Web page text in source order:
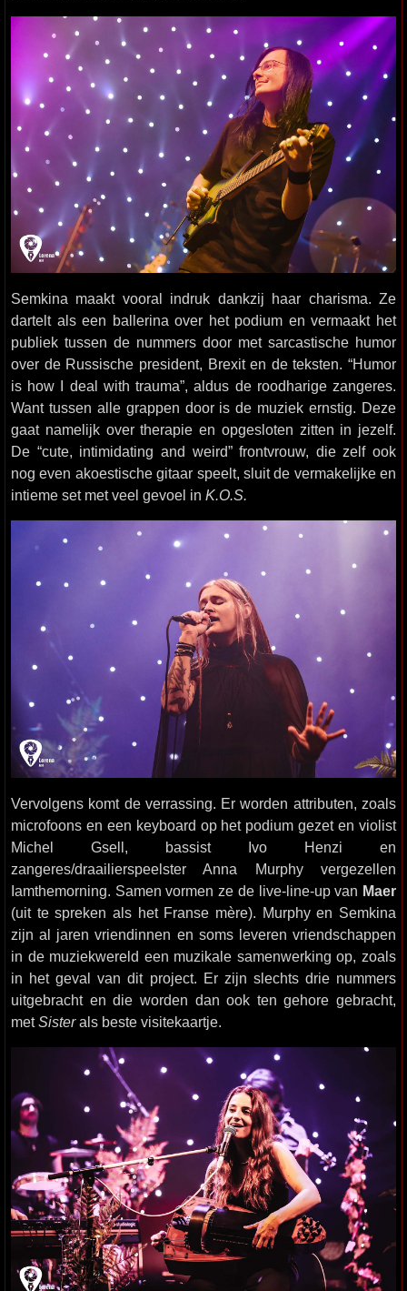
Semkina maakt vooral indruk dankzij haar charisma. Ze
dartelt als een ballerina over het podium en vermaakt het
publiek tussen de nummers door met sarcastische humor
over de Russische president, Brexit en de teksten. “Humor
is how I deal with trauma”, aldus de roodharige zangeres.
Want tussen alle grappen door is de muziek ernstig. Deze
gaat namelijk over therapie en opgesloten zitten in jezelf.
De “cute, intimidating and weird” frontvrouw, die zelf ook
nog even akoestische gitaar speelt, sluit de vermakelijke en
intieme set met veel gevoel in K.O.S.
Vervolgens komt de verrassing. Er worden attributen, zoals
microfoons en een keyboard op het podium gezet en violist
Michel Gsell, bassist Ivo Henzi en
zangeres/draailierspeelster Anna Murphy vergezellen
Iamthemorning. Samen vormen ze de live-line-up van Maer
(uit te spreken als het Franse mère). Murphy en Semkina
zijn al jaren vriendinnen en soms leveren vriendschappen
in de muziekwereld een muzikale samenwerking op, zoals
in het geval van dit project. Er zijn slechts drie nummers
uitgebracht en die worden dan ook ten gehore gebracht,
metSisterals beste visitekaartje.